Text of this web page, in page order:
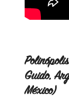
Guido,
México)